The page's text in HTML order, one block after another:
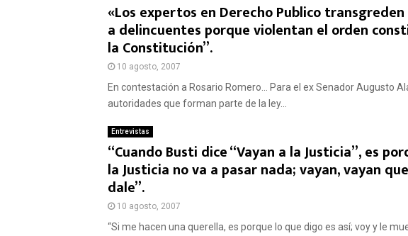
«Los expertos en Derecho Publico
a delincuentes porque violentan el orden
la Constitución”.
10 agosto, 2007
En contestación a Rosario Romero… Para el ex Senador Augusto
autoridades que forman parte de la ley...
Entrevistas
“Cuando Busti dice “Vayan a la Justicia”, es
la Justicia no va a pasar nada; vayan, vayan
dale”.
10 agosto, 2007
“Si me hacen una querella, es porque lo que digo es así; voy y le